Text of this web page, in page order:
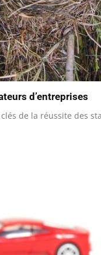
d’entreprises
de la réussite des